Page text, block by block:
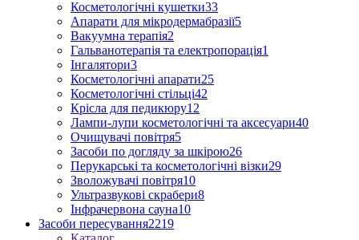
Косметологічні кушетки33
Апарати для мікродермабразії5
Вакуумна терапія2
Гальванотерапія та електропорація1
Інгалятори3
Косметологічні апарати25
Косметологічні стільці42
Крісла для педикюру12
Лампи-лупи косметологічні та аксесуари40
Очищувачі повітря5
Засоби по догляду за шкірою26
Перукарські та косметологічні візки29
Зволожувачі повітря10
Ультразвукові скрабери8
Інфрачервона сауна10
Засоби пересування2219